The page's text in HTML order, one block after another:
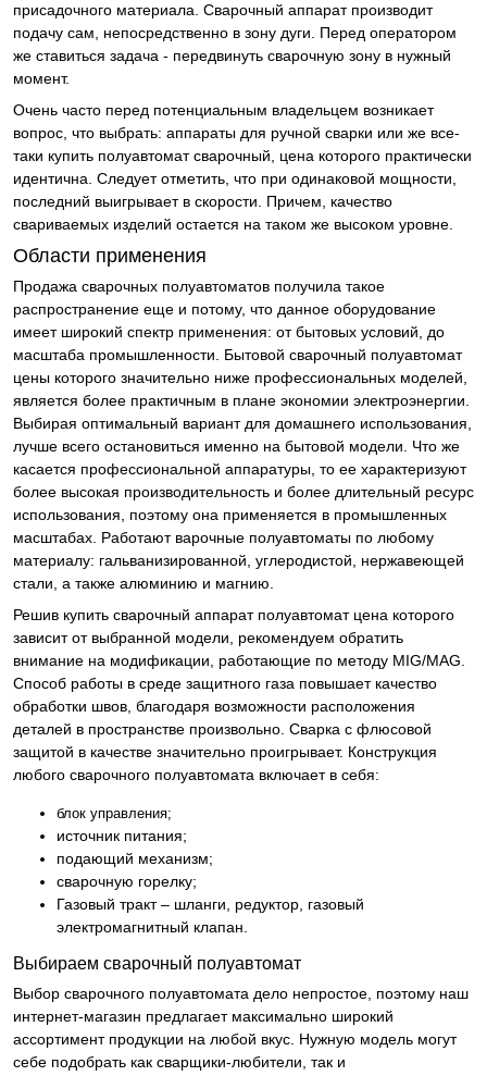
присадочного материала. Сварочный аппарат производит
подачу сам, непосредственно в зону дуги. Перед оператором
же ставиться задача - передвинуть сварочную зону в нужный
момент.
Очень часто перед потенциальным владельцем возникает
вопрос, что выбрать: аппараты для ручной сварки или же все-
таки купить полуавтомат сварочный, цена которого практически
идентична. Следует отметить, что при одинаковой мощности,
последний выигрывает в скорости. Причем, качество
свариваемых изделий остается на таком же высоком уровне.
Области применения
Продажа сварочных полуавтоматов получила такое
распространение еще и потому, что данное оборудование
имеет широкий спектр применения: от бытовых условий, до
масштаба промышленности. Бытовой сварочный полуавтомат
цены которого значительно ниже профессиональных моделей,
является более практичным в плане экономии электроэнергии.
Выбирая оптимальный вариант для домашнего использования,
лучше всего остановиться именно на бытовой модели. Что же
касается профессиональной аппаратуры, то ее характеризуют
более высокая производительность и более длительный ресурс
использования, поэтому она применяется в промышленных
масштабах. Работают варочные полуавтоматы по любому
материалу: гальванизированной, углеродистой, нержавеющей
стали, а также алюминию и магнию.
Решив купить сварочный аппарат полуавтомат цена которого
зависит от выбранной модели, рекомендуем обратить
внимание на модификации, работающие по методу MIG/MAG.
Способ работы в среде защитного газа повышает качество
обработки швов, благодаря возможности расположения
деталей в пространстве произвольно. Сварка с флюсовой
защитой в качестве значительно проигрывает. Конструкция
любого сварочного полуавтомата включает в себя:
блок управления;
источник питания;
подающий механизм;
сварочную горелку;
Газовый тракт – шланги, редуктор, газовый
электромагнитный клапан.
Выбираем сварочный полуавтомат
Выбор сварочного полуавтомата дело непростое, поэтому наш
интернет-магазин предлагает максимально широкий
ассортимент продукции на любой вкус. Нужную модель могут
себе подобрать как сварщики-любители, так и